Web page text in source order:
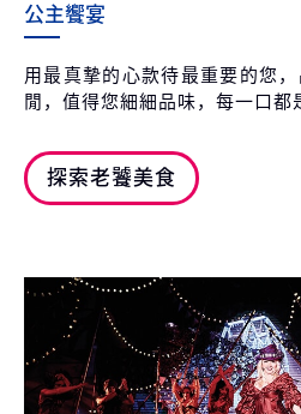
公主饗宴
用最真摯的心款待最重要的您
閒，值得您細細品味，每一口都
探索老饕美食